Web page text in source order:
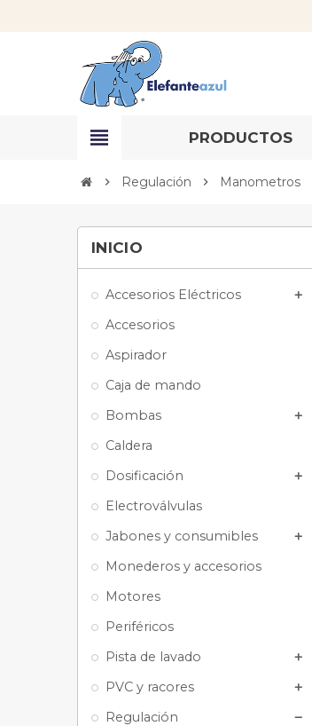
view_headline PRODUCTOS
chevron_right Regulación chevron_right Manometros
INICIO
Accesorios Eléctricos add
Accesorios
Aspirador
Caja de mando
Bombas
add
Caldera
Dosificación
add
Electroválvulas
Jabones y consumibles
add
Monederos y accesorios
Motores
Periféricos
Pista de lavado
add
PVC y racores add
Regulación remove